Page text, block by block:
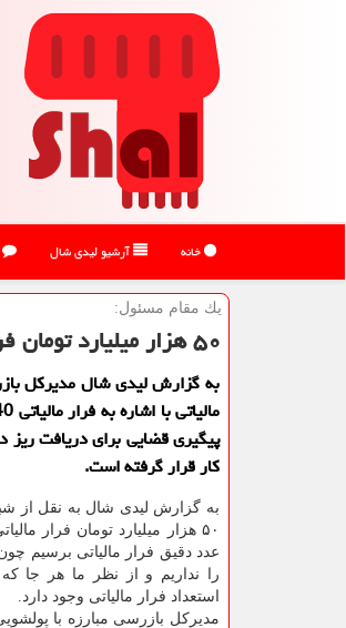
خانه آرشیو لیدی شال
یك مقام مسئول:
۵۰ هزار میلیارد تومان فرار مالیاتی داریم
به گزارش لیدی شال مدیركل
پیگیری قضایی برای دریافت ریز
كار قرار گرفته است.
۵۰ هزار میلیارد تومان فرار
عدد دقیق فرار مالیاتی برسیم
را نداریم و از نظر ما هر جا كه
استعداد فرار مالیاتی وجود دارد.
مدیركل بازرسی مبارزه با